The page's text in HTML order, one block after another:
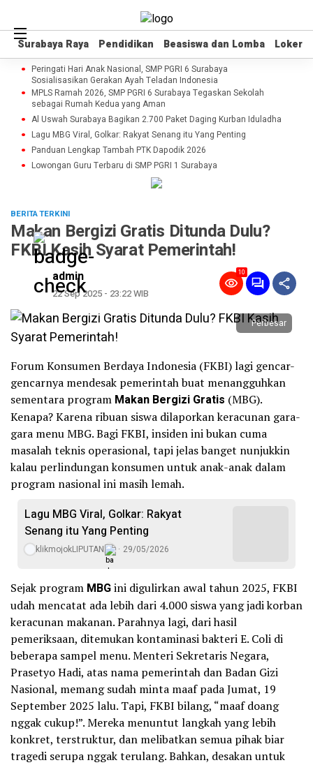
Surabaya Raya Pendidikan Beasiswa dan Lomba Loker
Surabaya Raya Pendidikan Beasiswa dan Lomba Loker
Peringati Hari Anak Nasional, SMP PGRI 6 Surabaya
Sosialisasikan Gerakan Ayah Teladan Indonesia
MPLS Ramah 2026, SMP PGRI 6 Surabaya Tegaskan Sekolah
sebagai Rumah Kedua yang Aman
Al Uswah Surabaya Bagikan 2.700 Paket Daging Kurban Iduladha
Lagu MBG Viral, Golkar: Rakyat Senang itu Yang Penting
Panduan Lengkap Tambah PTK Dapodik 2026
Lowongan Guru Terbaru di SMP PGRI 1 Surabaya
BERITA TERKINI
Makan Bergizi Gratis Ditunda Dulu?
FKBI Kasih Syarat Pemerintah!
admin
22 Sep 2025 - 23:22 WIB
10
Perbesar
Forum Konsumen Berdaya Indonesia (FKBI) lagi gencar-
gencarnya mendesak pemerintah buat menangguhkan
sementara program Makan Bergizi Gratis (MBG).
Kenapa? Karena ribuan siswa dilaporkan keracunan gara-
gara menu MBG. Bagi FKBI, insiden ini bukan cuma
masalah teknis operasional, tapi jelas banget nunjukkin
kalau perlindungan konsumen untuk anak-anak dalam
program nasional ini masih lemah.
Lagu MBG Viral, Golkar: Rakyat
Senang itu Yang Penting
klikmojokLIPUTAN 29/05/2026
Sejak program MBGini digulirkan awal tahun 2025, FKBI
udah mencatat ada lebih dari 4.000 siswa yang jadi korban
keracunan makanan. Parahnya lagi, dari hasil
pemeriksaan, ditemukan kontaminasi bakteri E. Coli di
beberapa sampel menu. Menteri Sekretaris Negara,
Prasetyo Hadi, atas nama pemerintah dan Badan Gizi
Nasional, memang sudah minta maaf pada Jumat, 19
September 2025 lalu. Tapi, FKBI bilang, “maaf doang
nggak cukup!”. Mereka menuntut langkah yang lebih
konkret, terstruktur, dan melibatkan semua pihak biar
tragedi serupa nggak terulang. Bahkan, desakan untuk